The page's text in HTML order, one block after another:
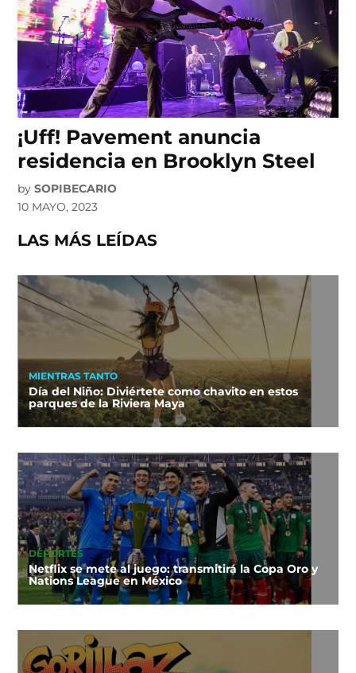
¡Uff! Pavement anuncia
residencia en Brooklyn Steel
by SOPIBECARIO
10 MAYO, 2023
LAS MÁS LEÍDAS
MIENTRAS TANTO
Día del Niño: Diviértete como chavito en estos
parques de la Riviera Maya
DEPORTES
Netflix se mete al juego: transmitirá la Copa Oro y
Nations League en México